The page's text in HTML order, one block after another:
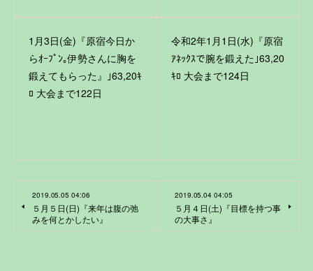
1月3日(金)『原宿今日か
らｵｰﾌﾟﾝ｡伊勢さんに胸を
鍛えてもらった』｣63,20ｷ
ﾛ 大会まで122日
令和2年1月1日(水)『原宿
ｱﾈｯｸｽで腕を鍛えた｣63,20
ｷﾛ 大会まで124日
2019.05.05 04:06
５月５日(日)『来年は腹の弛
みを何とかしたい』
2019.05.04 04:05
５月４日(土)『目標を持つ事
の大事さ』